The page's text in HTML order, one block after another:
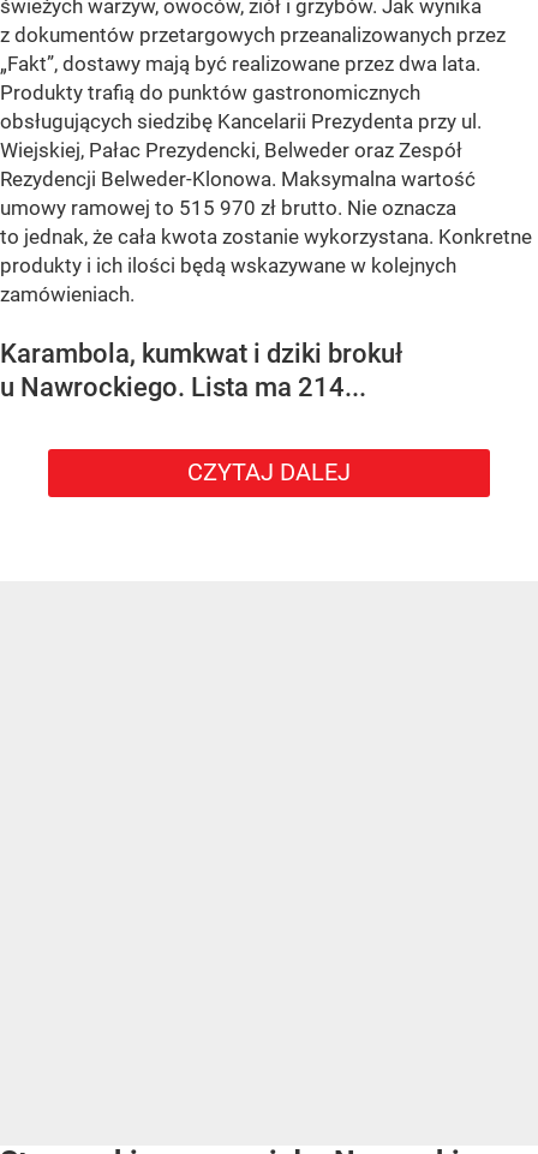
świeżych warzyw, owoców, ziół i grzybów. Jak wynika
z dokumentów przetargowych przeanalizowanych przez
„Fakt”, dostawy mają być realizowane przez dwa lata.
Produkty trafią do punktów gastronomicznych
obsługujących siedzibę Kancelarii Prezydenta przy ul.
Wiejskiej, Pałac Prezydencki, Belweder oraz Zespół
Rezydencji Belweder-Klonowa. Maksymalna wartość
umowy ramowej to 515 970 zł brutto. Nie oznacza
to jednak, że cała kwota zostanie wykorzystana. Konkretne
produkty i ich ilości będą wskazywane w kolejnych
zamówieniach.
Karambola, kumkwat i dziki brokuł
u Nawrockiego. Lista ma 214...
CZYTAJ DALEJ